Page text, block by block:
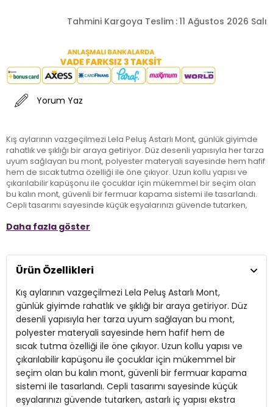
Tahmini Kargoya Teslim :11 Ağustos 2026 Salı
Yorum Yaz
Kış aylarının vazgeçilmezi Lela Peluş Astarlı Mont, günlük giyimde
rahatlık ve şıklığı bir araya getiriyor. Düz desenli yapısıyla her tarza
uyum sağlayan bu mont, polyester materyali sayesinde hem hafif
hem de sıcak tutma özelliği ile öne çıkıyor. Uzun kollu yapısı ve
çıkarılabilir kapüşonu ile çocuklar için mükemmel bir seçim olan
bu kalın mont, güvenli bir fermuar kapama sistemi ile tasarlandı.
Cepli tasarımı sayesinde küçük eşyalarınızı güvende tutarken,
bedene uyum sağlayan bu mont, kışın en soğuk günlerinde bile
Giyim Tarzı:Günlük/Casual
Desen: Düz
Mevsim:Kışlık
Materyal:Polyester
Yaka Tipi: Çıkarılabilir Kapüşonlu Yaka
Daha fazla göster
Ürün Özellikleri
Kış aylarının vazgeçilmezi Lela Peluş Astarlı Mont,
günlük giyimde rahatlık ve şıklığı bir araya getiriyor. Düz
desenli yapısıyla her tarza uyum sağlayan bu mont,
polyester materyali sayesinde hem hafif hem de
sıcak tutma özelliği ile öne çıkıyor. Uzun kollu yapısı ve
çıkarılabilir kapüşonu ile çocuklar için mükemmel bir
seçim olan bu kalın mont, güvenli bir fermuar kapama
sistemi ile tasarlandı. Cepli tasarımı sayesinde küçük
eşyalarınızı güvende tutarken, astarlı iç yapısı ekstra